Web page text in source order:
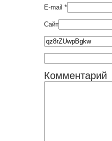
E-mail *
Сайт
Комментарий